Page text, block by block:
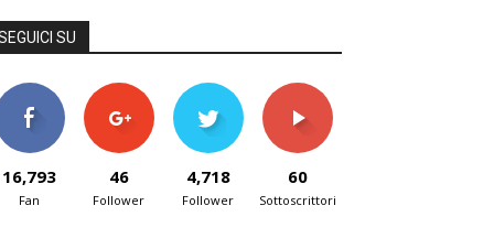
SU
16,793
Fan
46
Follower
4,718
Follower
60
Sottoscrittori